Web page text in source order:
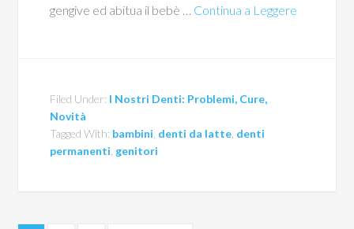
gengive ed abitua il bebè … Continua a Leggere
Filed Under: I Nostri Denti: Problemi, Cure,
Novità
Tagged With: bambini denti da latte denti
permanenti genitori